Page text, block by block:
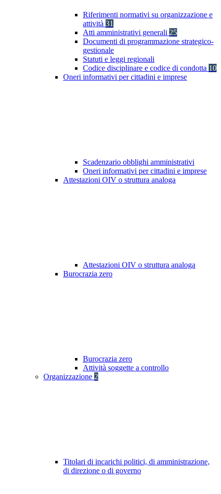
Riferimenti normativi su organizzazione e
attività 31
Atti amministrativi generali 25
Documenti di programmazione strategico-
gestionale
Statuti e leggi regionali
Codice disciplinare e codice di condotta 10
Oneri informativi per cittadini e imprese
Scadenzario obblighi amministrativi
Oneri informativi per cittadini e imprese
Attestazioni OIV o struttura analoga
Attestazioni OIV o struttura analoga
Burocrazia zero
Burocrazia zero
Attività soggette a controllo
Organizzazione 2
Titolari di incarichi politici, di amministrazione,
di direzione o di governo